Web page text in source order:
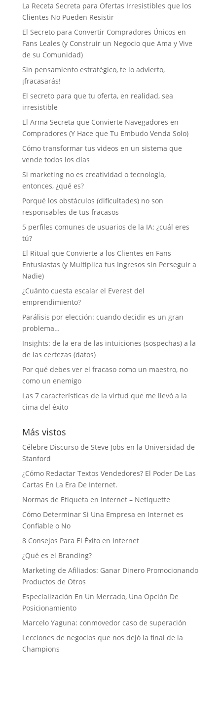
La Receta Secreta para Ofertas Irresistibles que los
Clientes No Pueden Resistir
El Secreto para Convertir Compradores Únicos en
Fans Leales (y Construir un Negocio que Ama y Vive
de su Comunidad)
Sin pensamiento estratégico, te lo advierto,
¡fracasarás!
El secreto para que tu oferta, en realidad, sea
irresistible
El Arma Secreta que Convierte Navegadores en
Compradores (Y Hace que Tu Embudo Venda Solo)
Cómo transformar tus videos en un sistema que
vende todos los días
Si marketing no es creatividad o tecnología,
entonces, ¿qué es?
Porqué los obstáculos (dificultades) no son
responsables de tus fracasos
5 perfiles comunes de usuarios de la IA: ¿cuál eres
tú?
El Ritual que Convierte a los Clientes en Fans
Entusiastas (y Multiplica tus Ingresos sin Perseguir a
Nadie)
¿Cuánto cuesta escalar el Everest del
emprendimiento?
Parálisis por elección: cuando decidir es un gran
problema…
Insights: de la era de las intuiciones (sospechas) a la
de las certezas (datos)
Por qué debes ver el fracaso como un maestro, no
como un enemigo
Las 7 características de la virtud que me llevó a la
cima del éxito
Más vistos
Célebre Discurso de Steve Jobs en la Universidad de
Stanford
¿Cómo Redactar Textos Vendedores? El Poder De Las
Cartas En La Era De Internet.
Normas de Etiqueta en Internet – Netiquette
Cómo Determinar Si Una Empresa en Internet es
Confiable o No
8 Consejos Para El Éxito en Internet
¿Qué es el Branding?
Marketing de Afiliados: Ganar Dinero Promocionando
Productos de Otros
Especialización En Un Mercado, Una Opción De
Posicionamiento
Marcelo Yaguna: conmovedor caso de superación
Lecciones de negocios que nos dejó la final de la
Champions